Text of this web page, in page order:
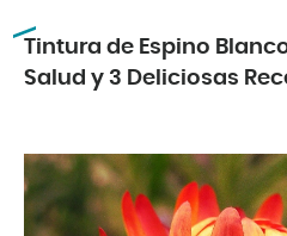
Tintura de Espino
Salud y 3 Deliciosas